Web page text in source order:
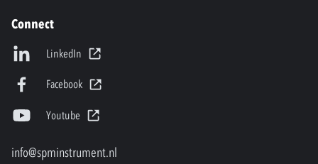
Connect
LinkedIn
Facebook
Youtube
info@spminstrument.nl